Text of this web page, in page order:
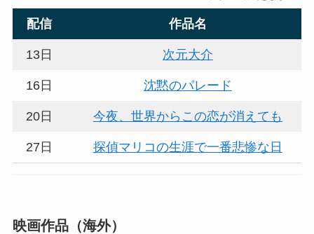
配信 作品名
13日 次元大介
16日 沈黙のパレード
20日 今夜、世界からこの恋が消えても
27日 探偵マリコの生涯で一番悲惨な日
映画作品（海外）